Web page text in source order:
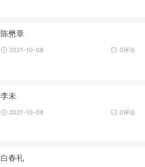
陈懋章
0评论
2021-10-08
李未
0评论
2021-10-08
白春礼